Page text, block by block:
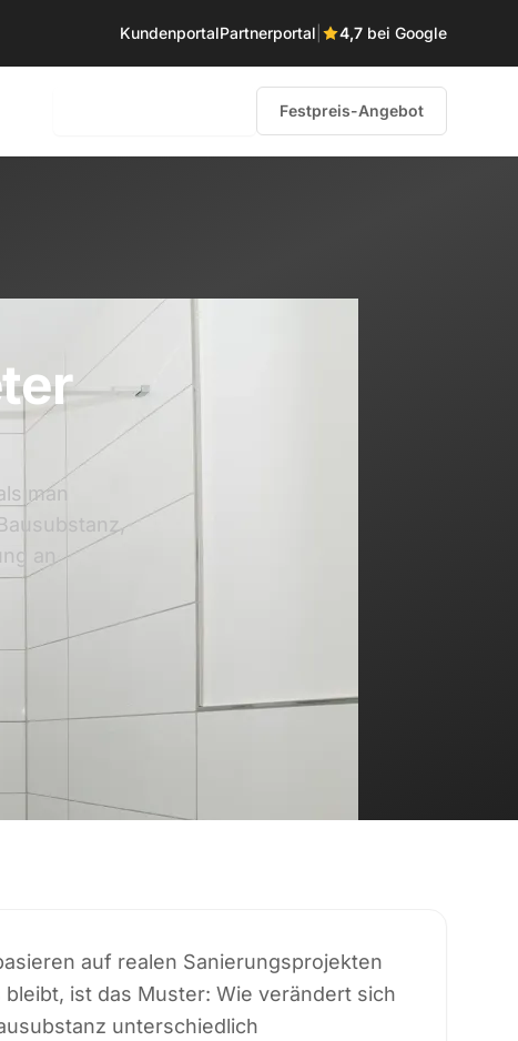
KundenportalPartnerportal 4,7 bei Google
Festpreis-Angebot
man
an
auf realen Sanierungsprojekten
ist das Muster: Wie verändert sich
unterschiedlich